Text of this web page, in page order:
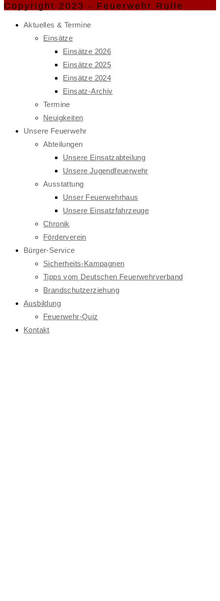
Copyright 2023 - Feuerwehr Rulle
Aktuelles & Termine
Einsätze
Einsätze 2026
Einsätze 2025
Einsätze 2024
Einsatz-Archiv
Termine
Neuigkeiten
Unsere Feuerwehr
Abteilungen
Unsere Einsatzabteilung
Unsere Jugendfeuerwehr
Ausstattung
Unser Feuerwehrhaus
Unsere Einsatzfahrzeuge
Chronik
Förderverein
Bürger-Service
Sicherheits-Kampagnen
Tipps vom Deutschen Feuerwehrverband
Brandschutzerziehung
Ausbildung
Feuerwehr-Quiz
Kontakt